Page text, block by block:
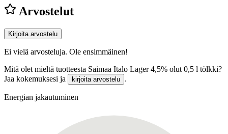
Arvostelut
Kirjoita arvostelu
Ei vielä arvosteluja. Ole ensimmäinen!
Mitä olet mieltä tuotteesta Saimaa Italo Lager 4,5% olut 0,5 l tölkki?
Jaa kokemuksesi ja
kirjoita arvostelu .
Energian jakautuminen